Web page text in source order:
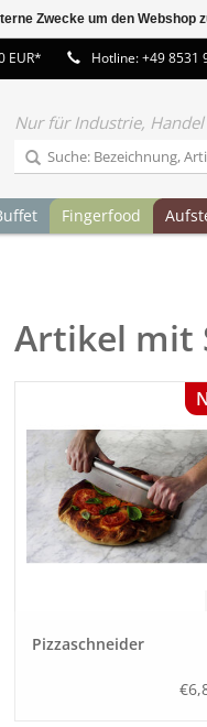
EUR* Hotline: +49 8531
Nur für Industrie,
Fingerfood
Artikel mit
Pizzaschneider
Zwecke um den Webshop